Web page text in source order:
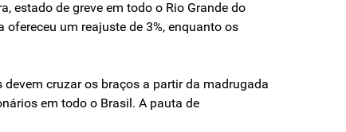
estado de greve em todo o Rio Grande do
um reajuste de 3%, enquanto os
cruzar os braços a partir da madrugada
em todo o Brasil. A pauta de